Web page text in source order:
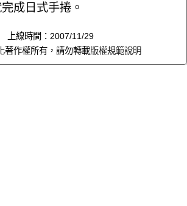
成日式手捲。
上線時間：2007/11/29
著作權所有，請勿轉載版權規範說明